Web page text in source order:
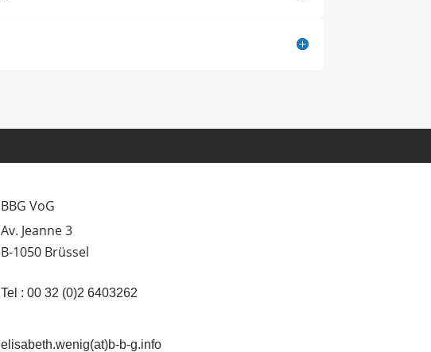
BBG VoG
Av. Jeanne 3
B-1050 Brüssel
Tel : 00 32 (0)2 6403262
elisabeth.wenig(at)b-b-g.info